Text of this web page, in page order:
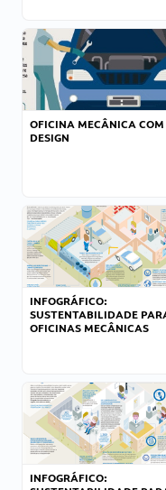
OFICINA MECÂNICA COM
DESIGN
INFOGRÁFICO:
SUSTENTABILIDADE
OFICINAS MECÂNICAS
INFOGRÁFICO: